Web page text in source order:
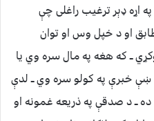
اړه ډېر ترغیب راغلی چې
او د خپل وس او توان
ــ که هغه په مال سره وي یا
خبرې په کولو سره وي ــ لدې
ــ د صدقې په ذریعه غمونه او